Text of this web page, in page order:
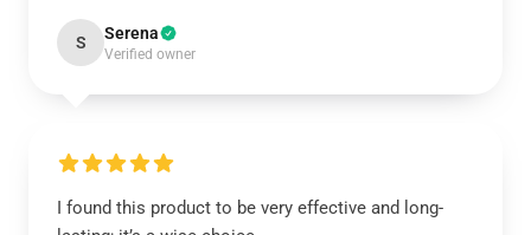
S Serena
Verified owner
I found this product to be very effective and long-